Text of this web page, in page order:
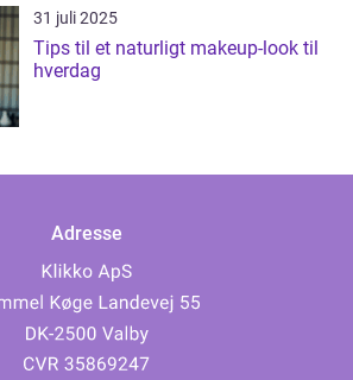
31 juli 2025
Tips til et naturligt makeup-look til
hverdag
Adresse